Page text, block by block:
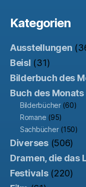
Kategorien
Ausstellungen
Beisl (31)
Bilderbuch des
Buch des Monats
Bilderbücher(60)
Romane (95)
Sachbücher(150)
Diverses(506)
Dramen, die das
Festivals(220)